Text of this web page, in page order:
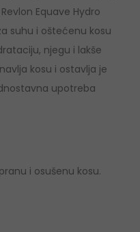
Equave Hydro
suhu i oštećenu kosu
njegu i lakše
kosu i ostavlja je
upotreba
i osušenu kosu.